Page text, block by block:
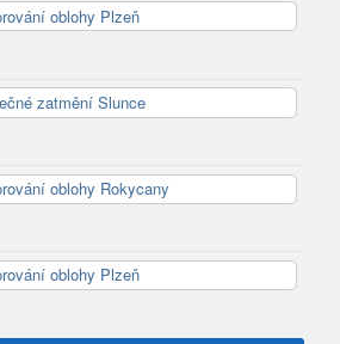
oblohy Plzeň
zatmění Slunce
oblohy Rokycany
oblohy Plzeň